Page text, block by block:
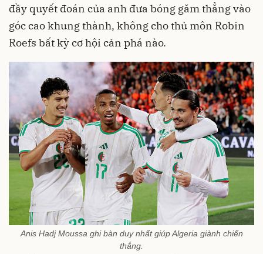
đầy quyết đoán của anh đưa bóng găm thẳng vào
góc cao khung thành, không cho thủ môn Robin
Roefs bất kỳ cơ hội cản phá nào.
Anis Hadj Moussa ghi bàn duy nhất giúp Algeria giành chiến
thắng.